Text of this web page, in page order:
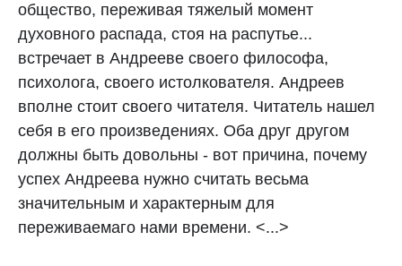
общество, переживая тяжелый момент
духовного распада, стоя на распутье...
встречает в Андрееве своего философа,
психолога, своего истолкователя. Андреев
вполне стоит своего читателя. Читатель нашел
себя в его произведениях. Оба друг другом
должны быть довольны - вот причина, почему
успех Андреева нужно считать весьма
значительным и характерным для
переживаемаго нами времени. <...>